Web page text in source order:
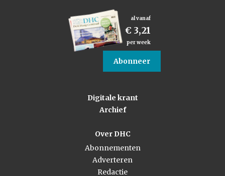
al vanaf
€ 3,21
per week
Abonneer
Digitale krant
Archief
Over DHC
Abonnementen
Adverteren
Redactie